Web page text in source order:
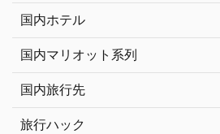
国内ホテル
国内マリオット系列
国内旅行先
旅行ハック